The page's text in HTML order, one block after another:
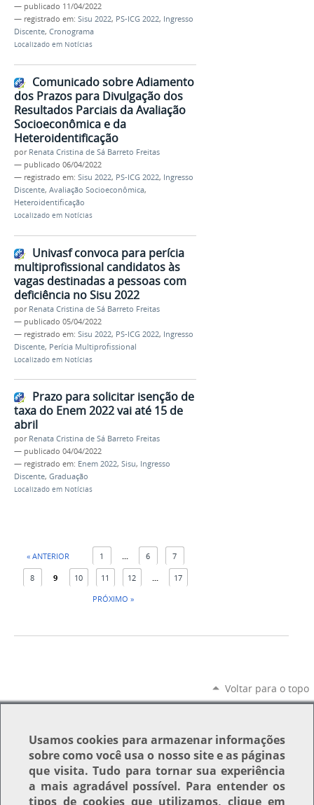
— publicado 11/04/2022
— registrado em: Sisu 2022, PS-ICG 2022, Ingresso
Discente, Cronograma
Localizado em Notícias
Comunicado sobre Adiamento
dos Prazos para Divulgação dos
Resultados Parciais da Avaliação
Socioeconômica e da
Heteroidentificação
por Renata Cristina de Sá Barreto Freitas
— publicado 06/04/2022
— registrado em: Sisu 2022, PS-ICG 2022, Ingresso
Discente, Avaliação Socioeconômica,
Heteroidentificação
Localizado em Notícias
Univasf convoca para perícia
multiprofissional candidatos às
vagas destinadas a pessoas com
deficiência no Sisu 2022
por Renata Cristina de Sá Barreto Freitas
— publicado 05/04/2022
— registrado em: Sisu 2022, PS-ICG 2022, Ingresso
Discente, Perícia Multiprofissional
Localizado em Notícias
Prazo para solicitar isenção de
taxa do Enem 2022 vai até 15 de
abril
por Renata Cristina de Sá Barreto Freitas
— publicado 04/04/2022
— registrado em: Enem 2022, Sisu, Ingresso
Discente, Graduação
Localizado em Notícias
« ANTERIOR 1 ... 6 7
8 9 10 11 12 ...
17
PRÓXIMO »
Voltar para o topo
Usamoscookies para armazenar informações
sobre como você usa o nosso site e as páginas
que visita. Tudo para tornar sua experiência
a mais agradável possível. Para entender os
tipos de cookies que utilizamos, clique em